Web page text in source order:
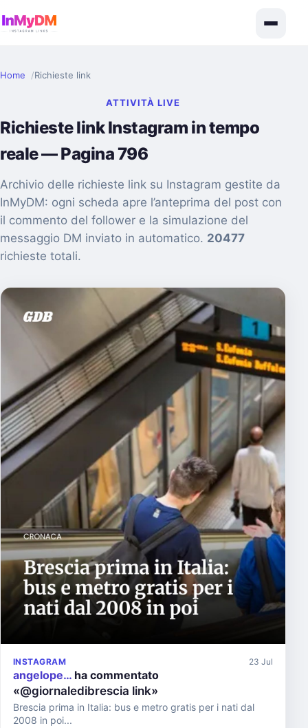
Home Richieste link
ATTIVITÀ LIVE
Richieste link Instagram in tempo
reale — Pagina 796
Archivio delle richieste link su Instagram gestite da
InMyDM: ogni scheda apre l’anteprima del post con
il commento del follower e la simulazione del
messaggio DM inviato in automatico. 20477
richieste totali.
INSTAGRAM 23 Jul
angelope… ha commentato
«@giornaledibrescia link»
Brescia prima in Italia: bus e metro gratis per i nati dal
2008 in poi...